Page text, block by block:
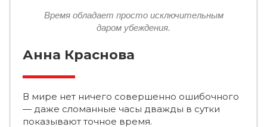
Время обладает просто исключительным
даром убеждения.
Анна Краснова
В мире нет ничего совершенно ошибочного
— даже сломанные часы дважды в сутки
показывают точное время.